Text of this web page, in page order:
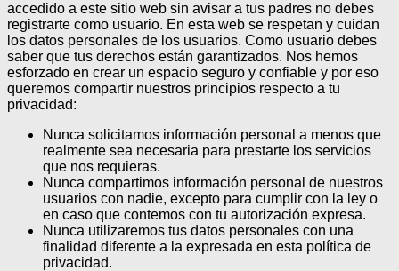
accedido a este sitio web sin avisar a tus padres no debes
registrarte como usuario. En esta web se respetan y cuidan
los datos personales de los usuarios. Como usuario debes
saber que tus derechos están garantizados. Nos hemos
esforzado en crear un espacio seguro y confiable y por eso
queremos compartir nuestros principios respecto a tu
privacidad:
Nunca solicitamos información personal a menos que
realmente sea necesaria para prestarte los servicios
que nos requieras.
Nunca compartimos información personal de nuestros
usuarios con nadie, excepto para cumplir con la ley o
en caso que contemos con tu autorización expresa.
Nunca utilizaremos tus datos personales con una
finalidad diferente a la expresada en esta política de
privacidad.